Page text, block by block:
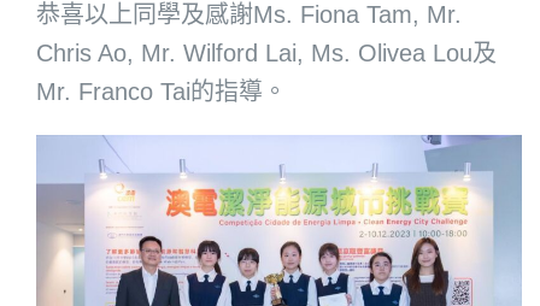
恭喜以上同學及感謝Ms. Fiona Tam, Mr.
Chris Ao, Mr. Wilford Lai, Ms. Olivea Lou及
Mr. Franco Tai的指導。